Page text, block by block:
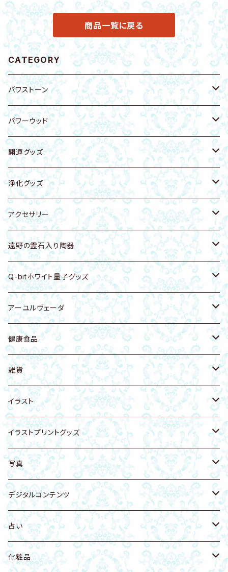
商品一覧に戻る
CATEGORY
パワストーン
原石
ブレスレット
キーホルダー・バッグチャーム
浄化トレー
シートタイプ
ピアス・イヤリング・イヤーカフ
ネックレス
ヘアゴム
雑貨
アンクレット
遠野の霊石入り陶器
天然石付きイラスト・写真
リング
置物
Ｔシャツ・衣類
パワーウッド
ブレスレット
キーホルダー・ストラップ
置物
浄化グッズ
開運グッズ
エナジープレート
キーホルダー・バッグチャーム
ブレスレット
ピアス・イヤリング
ネックレス
リング
置物
アンクレット
龍体文字
雑貨
アート
浄化グッズ
天然石
ホワイトセージ
パロサント
お香
天然木
アクセサリー
アクセサリーホルダー
ピアス・イヤリング・イヤーカフ
キーホルダー・バッグチャーム
ブレスレット
ネックレス
リング
ヘアゴム
遠野の霊石入り陶器
食器・浄化皿
カッサ・ツボ押し
アクセサリー
植木鉢
Q-bitホワイト量子グッズ
健康グッズ
アーユルヴェーダ
カンサマッサージツール
フェイシャル講座
健康食品
健康ケア商品
健康食品
天然塩
無添加生コラーゲン
アーユルヴェーダ
雑貨
猫グッズ
犬グッズ
スカルグッズ
イラストカード
壁かけアート
龍グッズ
イラスト
動物・生き物
猫
猫科
犬
鳥
人物
開運・天使・神聖幾何学
花・自然
虹 レインボー
海・海の生き物
イラストプリントグッズ
Tシャツ
バッグ
ファブリックボード
タオル
写真
空・月・太陽・虹
自然・山・植物・花
寺社仏閣
デジタルコンテンツ
Music
健康法
占い
八百万の神開運歴 守護神鑑定書
化粧品